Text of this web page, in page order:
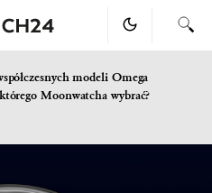
modeli Omega
Moonwatcha wybrać?